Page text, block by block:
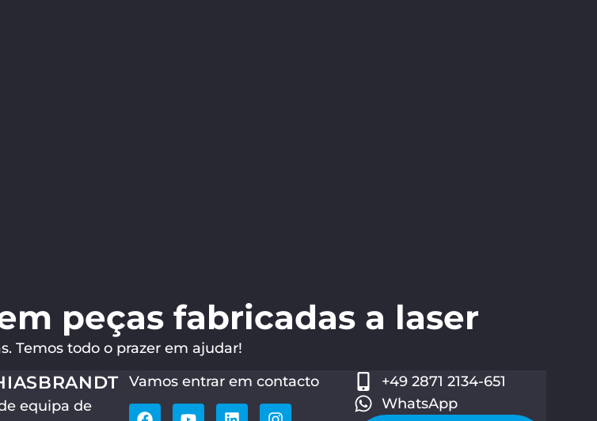
peças fabricadas a laser
Temos todo o prazer em ajudar!
BRANDT
equipa de
Vamos entrar em contacto
+49 2871 2134-651
WhatsApp